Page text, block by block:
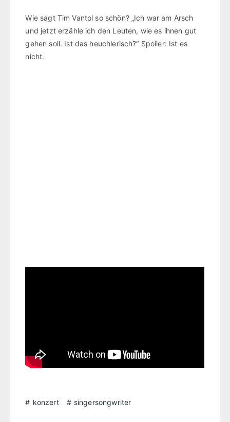
Wie sagt Tim Vantol so schön? „Ich war am Arsch
und jetzt erzähle ich den Leuten, wie es ihnen gut
gehen soll. Ist das heuchlerisch?“ Spoiler: Ist es
nicht.
konzert singersongwriter